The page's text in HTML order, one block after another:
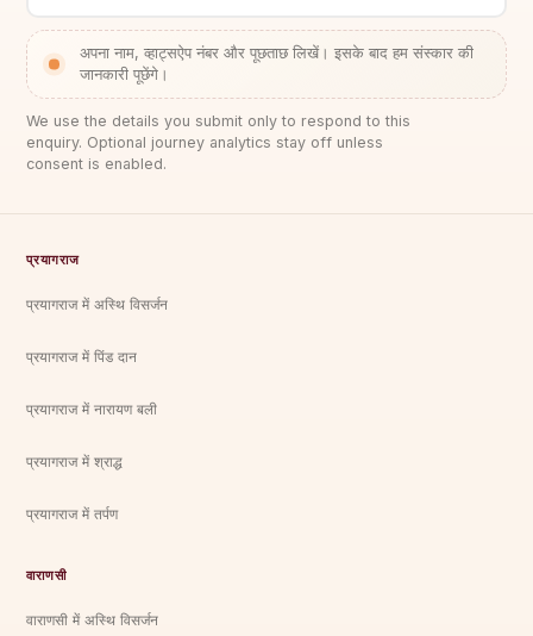
अपना नाम, व्हाट्सऐप नंबर और पूछताछ लिखें। इसके बाद हम संस्कार की
जानकारी पूछेंगे।
We use the details you submit only to respond to this
enquiry. Optional journey analytics stay off unless
consent is enabled.
प्रयागराज
प्रयागराज में अस्थि विसर्जन
प्रयागराज में पिंड दान
प्रयागराज में नारायण बली
प्रयागराज में श्राद्ध
प्रयागराज में तर्पण
वाराणसी
वाराणसी में अस्थि विसर्जन